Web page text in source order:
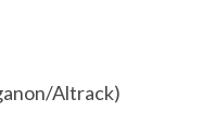
Altrack)